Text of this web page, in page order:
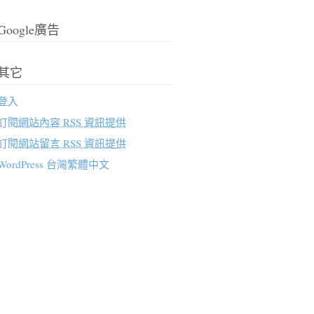
廣告
它
入
閱網站內容 RSS 資訊提供
閱網站留言 RSS 資訊提供
台灣繁體中文